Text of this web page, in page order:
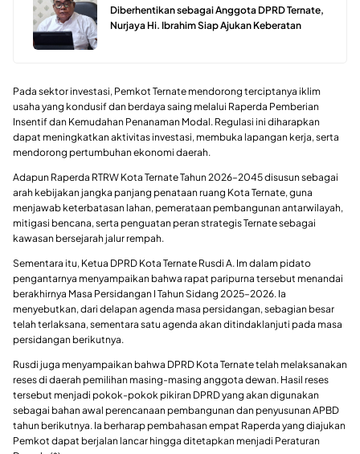
Diberhentikan sebagai Anggota DPRD Ternate,
Nurjaya Hi. Ibrahim Siap Ajukan Keberatan
Pada sektor investasi, Pemkot Ternate mendorong terciptanya iklim
usaha yang kondusif dan berdaya saing melalui Raperda Pemberian
Insentif dan Kemudahan Penanaman Modal. Regulasi ini diharapkan
dapat meningkatkan aktivitas investasi, membuka lapangan kerja, serta
mendorong pertumbuhan ekonomi daerah.
Adapun Raperda RTRW Kota Ternate Tahun 2026–2045 disusun sebagai
arah kebijakan jangka panjang penataan ruang Kota Ternate, guna
menjawab keterbatasan lahan, pemerataan pembangunan antarwilayah,
mitigasi bencana, serta penguatan peran strategis Ternate sebagai
kawasan bersejarah jalur rempah.
Sementara itu, Ketua DPRD Kota Ternate Rusdi A. Im dalam pidato
pengantarnya menyampaikan bahwa rapat paripurna tersebut menandai
berakhirnya Masa Persidangan I Tahun Sidang 2025–2026. Ia
menyebutkan, dari delapan agenda masa persidangan, sebagian besar
telah terlaksana, sementara satu agenda akan ditindaklanjuti pada masa
persidangan berikutnya.
Rusdi juga menyampaikan bahwa DPRD Kota Ternate telah melaksanakan
reses di daerah pemilihan masing-masing anggota dewan. Hasil reses
tersebut menjadi pokok-pokok pikiran DPRD yang akan digunakan
sebagai bahan awal perencanaan pembangunan dan penyusunan APBD
tahun berikutnya. Ia berharap pembahasan empat Raperda yang diajukan
Pemkot dapat berjalan lancar hingga ditetapkan menjadi Peraturan